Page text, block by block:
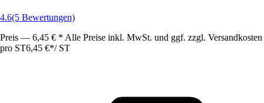
4.6(5 Bewertungen)
Preis — 6,45 € * Alle Preise inkl. MwSt. und ggf. zzgl. Versandkosten
pro ST6,45 €*/ ST